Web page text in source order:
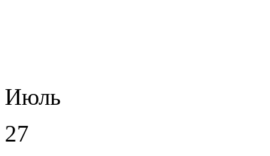
Июль
27